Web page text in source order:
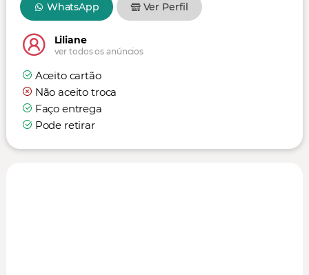
WhatsApp Ver Perfil
Liliane
ver todos os anúncios
Aceito cartão
Não aceito troca
Faço entrega
Pode retirar